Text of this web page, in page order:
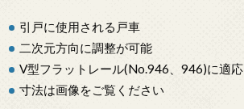
引戸に使用される戸車
二次元方向に調整が可能
V型フラットレール(No.946、946)に適応
寸法は画像をご覧ください